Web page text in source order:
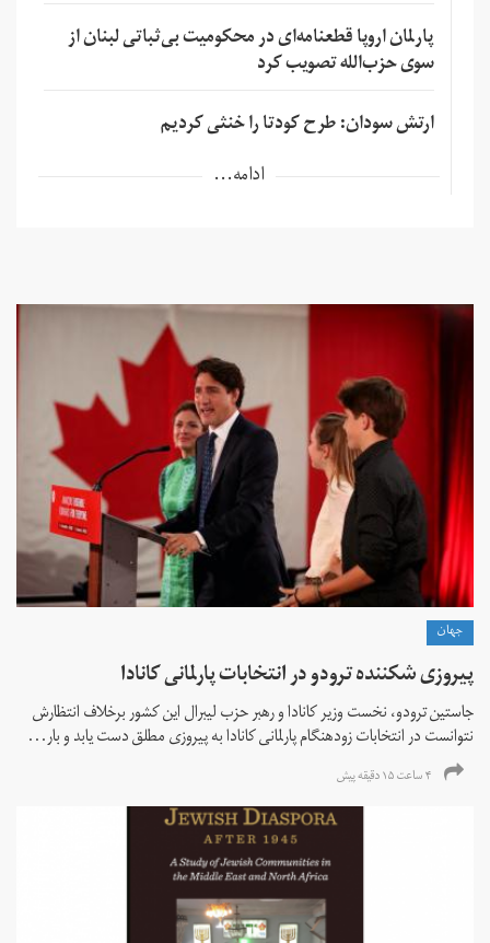
پارلمان اروپا قطعنامه‌ای در محکومیت بی‌ثباتی لبنان از
سوی حزب‌الله تصویب کرد
ارتش سودان: طرح کودتا را خنثی کردیم
ادامه...
جهان
پیروزی شکننده ترودو در انتخابات پارلمانی کانادا
جاستین ترودو، نخست وزیر کانادا و رهبر حزب لیبرال این کشور برخلاف انتظارش
نتوانست در انتخابات زود‌هنگام پارلمانی کانادا به پیروزی مطلق دست یابد و بار...
۴ ساعت ۱۵ دقیقه پیش